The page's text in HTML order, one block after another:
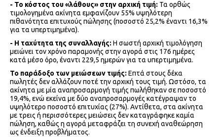
- Το κόστος του «λάθους» στην αρχική τιμή: Τα ορθώς
τιμολογημένα ακίνητα εμφανίζουν 55% υψηλότερη
πιθανότητα επιτυχούς πώλησης (ποσοστό 25,2% έναντι 16,3%
για τα υπερτιμημένα).
- Η ταχύτητα της συναλλαγής: Η σωστή αρχική τιμολόγηση
μειώνει τον χρόνο παραμονής στην αγορά στις 176 ημέρες
κατά μέσο όρο, έναντι 229,5 ημερών για τα υπερτιμημένα.
Το παράδοξο των μειώσεων τιμής: Επτά στους δέκα
πωλητές δεν αλλάζουν ποτέ την αρχική τους τιμή. Ωστόσο, τα
ακίνητα με μία αναπροσαρμογή τιμής πωλήθηκαν σε ποσοστό
19,4%, ενώ εκείνα με δύο αναπροσαρμογές κατέγραψαν το
υψηλότερο ποσοστό επιτυχίας (27%). Αντίθετα, στα ακίνητα
με τρεις ή περισσότερες μειώσεις δεν καταγράφηκε καμία
πώληση, καθώς η αγορά μεταφράζει τη συνεχή αναθεώρηση
ως ένδειξη προβλήματος.